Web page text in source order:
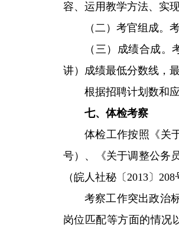
容、运用教学方法、实
（二）考官组成。
（三）成绩合成
讲）成绩最低分数线，
根据招聘计划数和
七、体检考察
体检工作按照《关
号）、《关于调整公务
（皖人社秘〔2013〕
考察工作突出政治
岗位匹配等方面的情况